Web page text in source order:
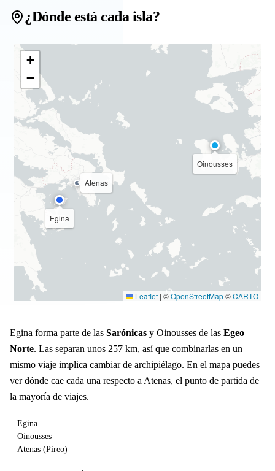
¿Dónde está cada isla?
Egina
Oinousses
Atenas
+
−
Leaflet | ©OpenStreetMap©CARTO
Egina forma parte de las Sarónicas y Oinousses de las Egeo
Norte. Las separan unos 257 km, así que combinarlas en un
mismo viaje implica cambiar de archipiélago. En el mapa puedes
ver dónde cae cada una respecto a Atenas, el punto de partida de
la mayoría de viajes.
Egina
Oinousses
Atenas (Pireo)